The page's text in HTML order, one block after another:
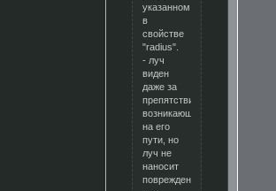
указанном
в
свойстве
"radius".
- луч
виден
даже за
препятствиями,
возникающими
на его
пути, но
луч не
наносит
повреждения